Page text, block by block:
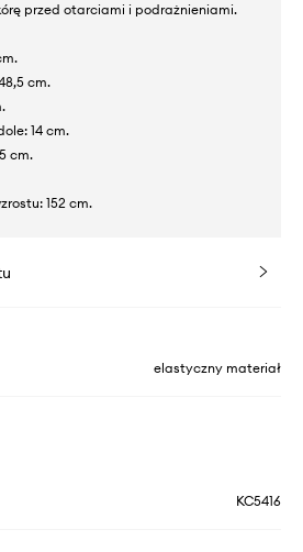
przed otarciami i podrażnieniami.
cm.
14 cm.
cm.
152 cm.
elastyczny materiał
KC5416